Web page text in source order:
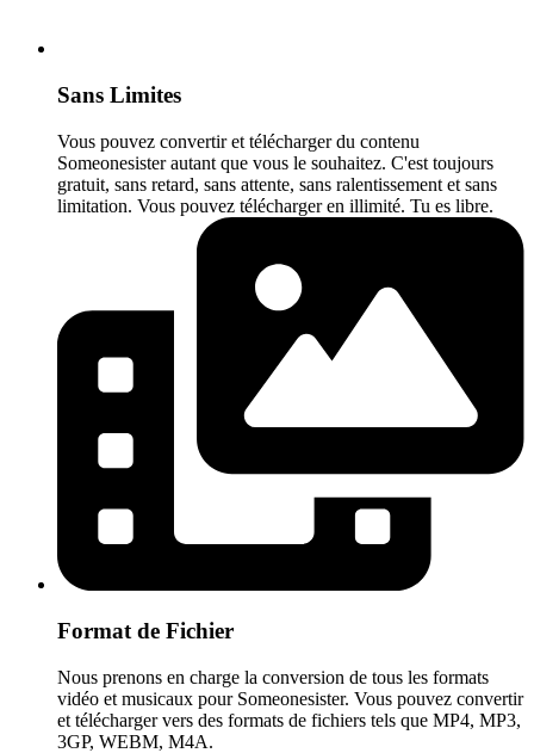
Sans Limites
Vous pouvez convertir et télécharger du contenu
Someonesister autant que vous le souhaitez. C'est toujours
gratuit, sans retard, sans attente, sans ralentissement et sans
limitation. Vous pouvez télécharger en illimité. Tu es libre.
Format de Fichier
Nous prenons en charge la conversion de tous les formats
vidéo et musicaux pour Someonesister. Vous pouvez convertir
et télécharger vers des formats de fichiers tels que MP4, MP3,
3GP, WEBM, M4A.